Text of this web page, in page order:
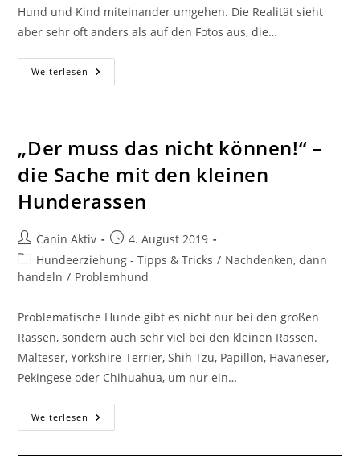
Hund und Kind miteinander umgehen. Die Realität sieht
aber sehr oft anders als auf den Fotos aus, die…
Weiterlesen
„Der muss das nicht können!“ –
die Sache mit den kleinen
Hunderassen
Canin Aktiv
4. August 2019
Hundeerziehung - Tipps & Tricks / Nachdenken, dann
handeln / Problemhund
Problematische Hunde gibt es nicht nur bei den großen
Rassen, sondern auch sehr viel bei den kleinen Rassen.
Malteser, Yorkshire-Terrier, Shih Tzu, Papillon, Havaneser,
Pekingese oder Chihuahua, um nur ein…
Weiterlesen